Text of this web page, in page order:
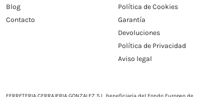
Blog
Contacto
Política de Cookies
Garantía
Devoluciones
Política de Privacidad
Aviso legal